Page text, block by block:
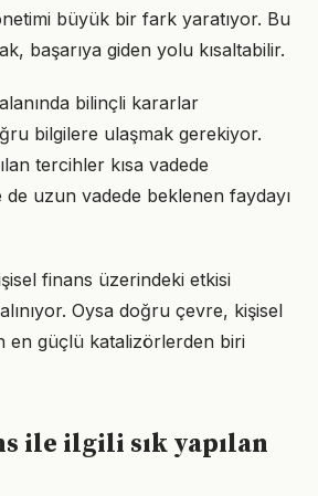
büyük bir fark yaratıyor. Bu
başarıya giden yolu kısaltabilir.
bilinçli kararlar
bilgilere ulaşmak gerekiyor.
tercihler kısa vadede
uzun vadede beklenen faydayı
finans üzerindeki etkisi
Oysa doğru çevre, kişisel
en güçlü katalizörlerden biri
ile ilgili sık yapılan